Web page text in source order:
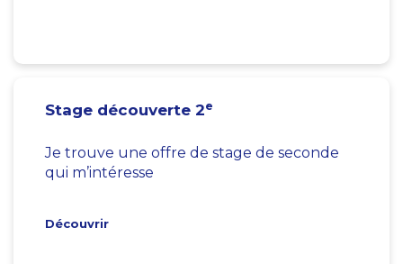
Stage découverte 2e
Je trouve une offre de stage de seconde
qui m’intéresse
Découvrir